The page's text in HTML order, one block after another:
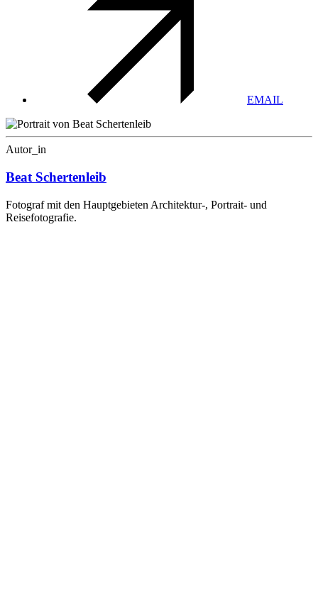
EMAIL
Autor_in
Beat Schertenleib
Fotograf mit den Hauptgebieten Architektur-, Portrait- und
Reisefotografie.